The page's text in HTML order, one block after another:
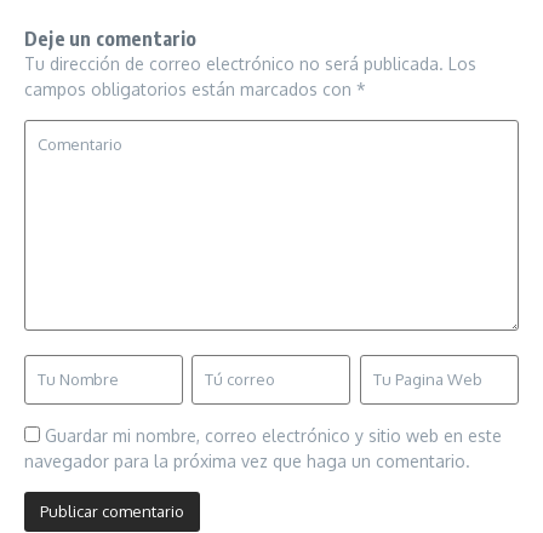
Deje un comentario
Tu dirección de correo electrónico no será publicada. Los
campos obligatorios están marcados con *
Guardar mi nombre, correo electrónico y sitio web en este
navegador para la próxima vez que haga un comentario.